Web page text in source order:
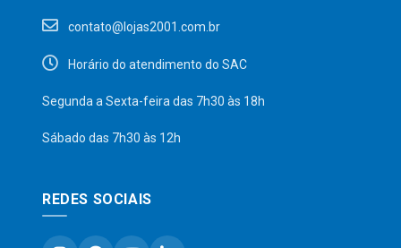
contato@lojas2001.com.br
Horário do atendimento do SAC
Segunda a Sexta-feira das 7h30 às 18h
Sábado das 7h30 às 12h
REDES SOCIAIS